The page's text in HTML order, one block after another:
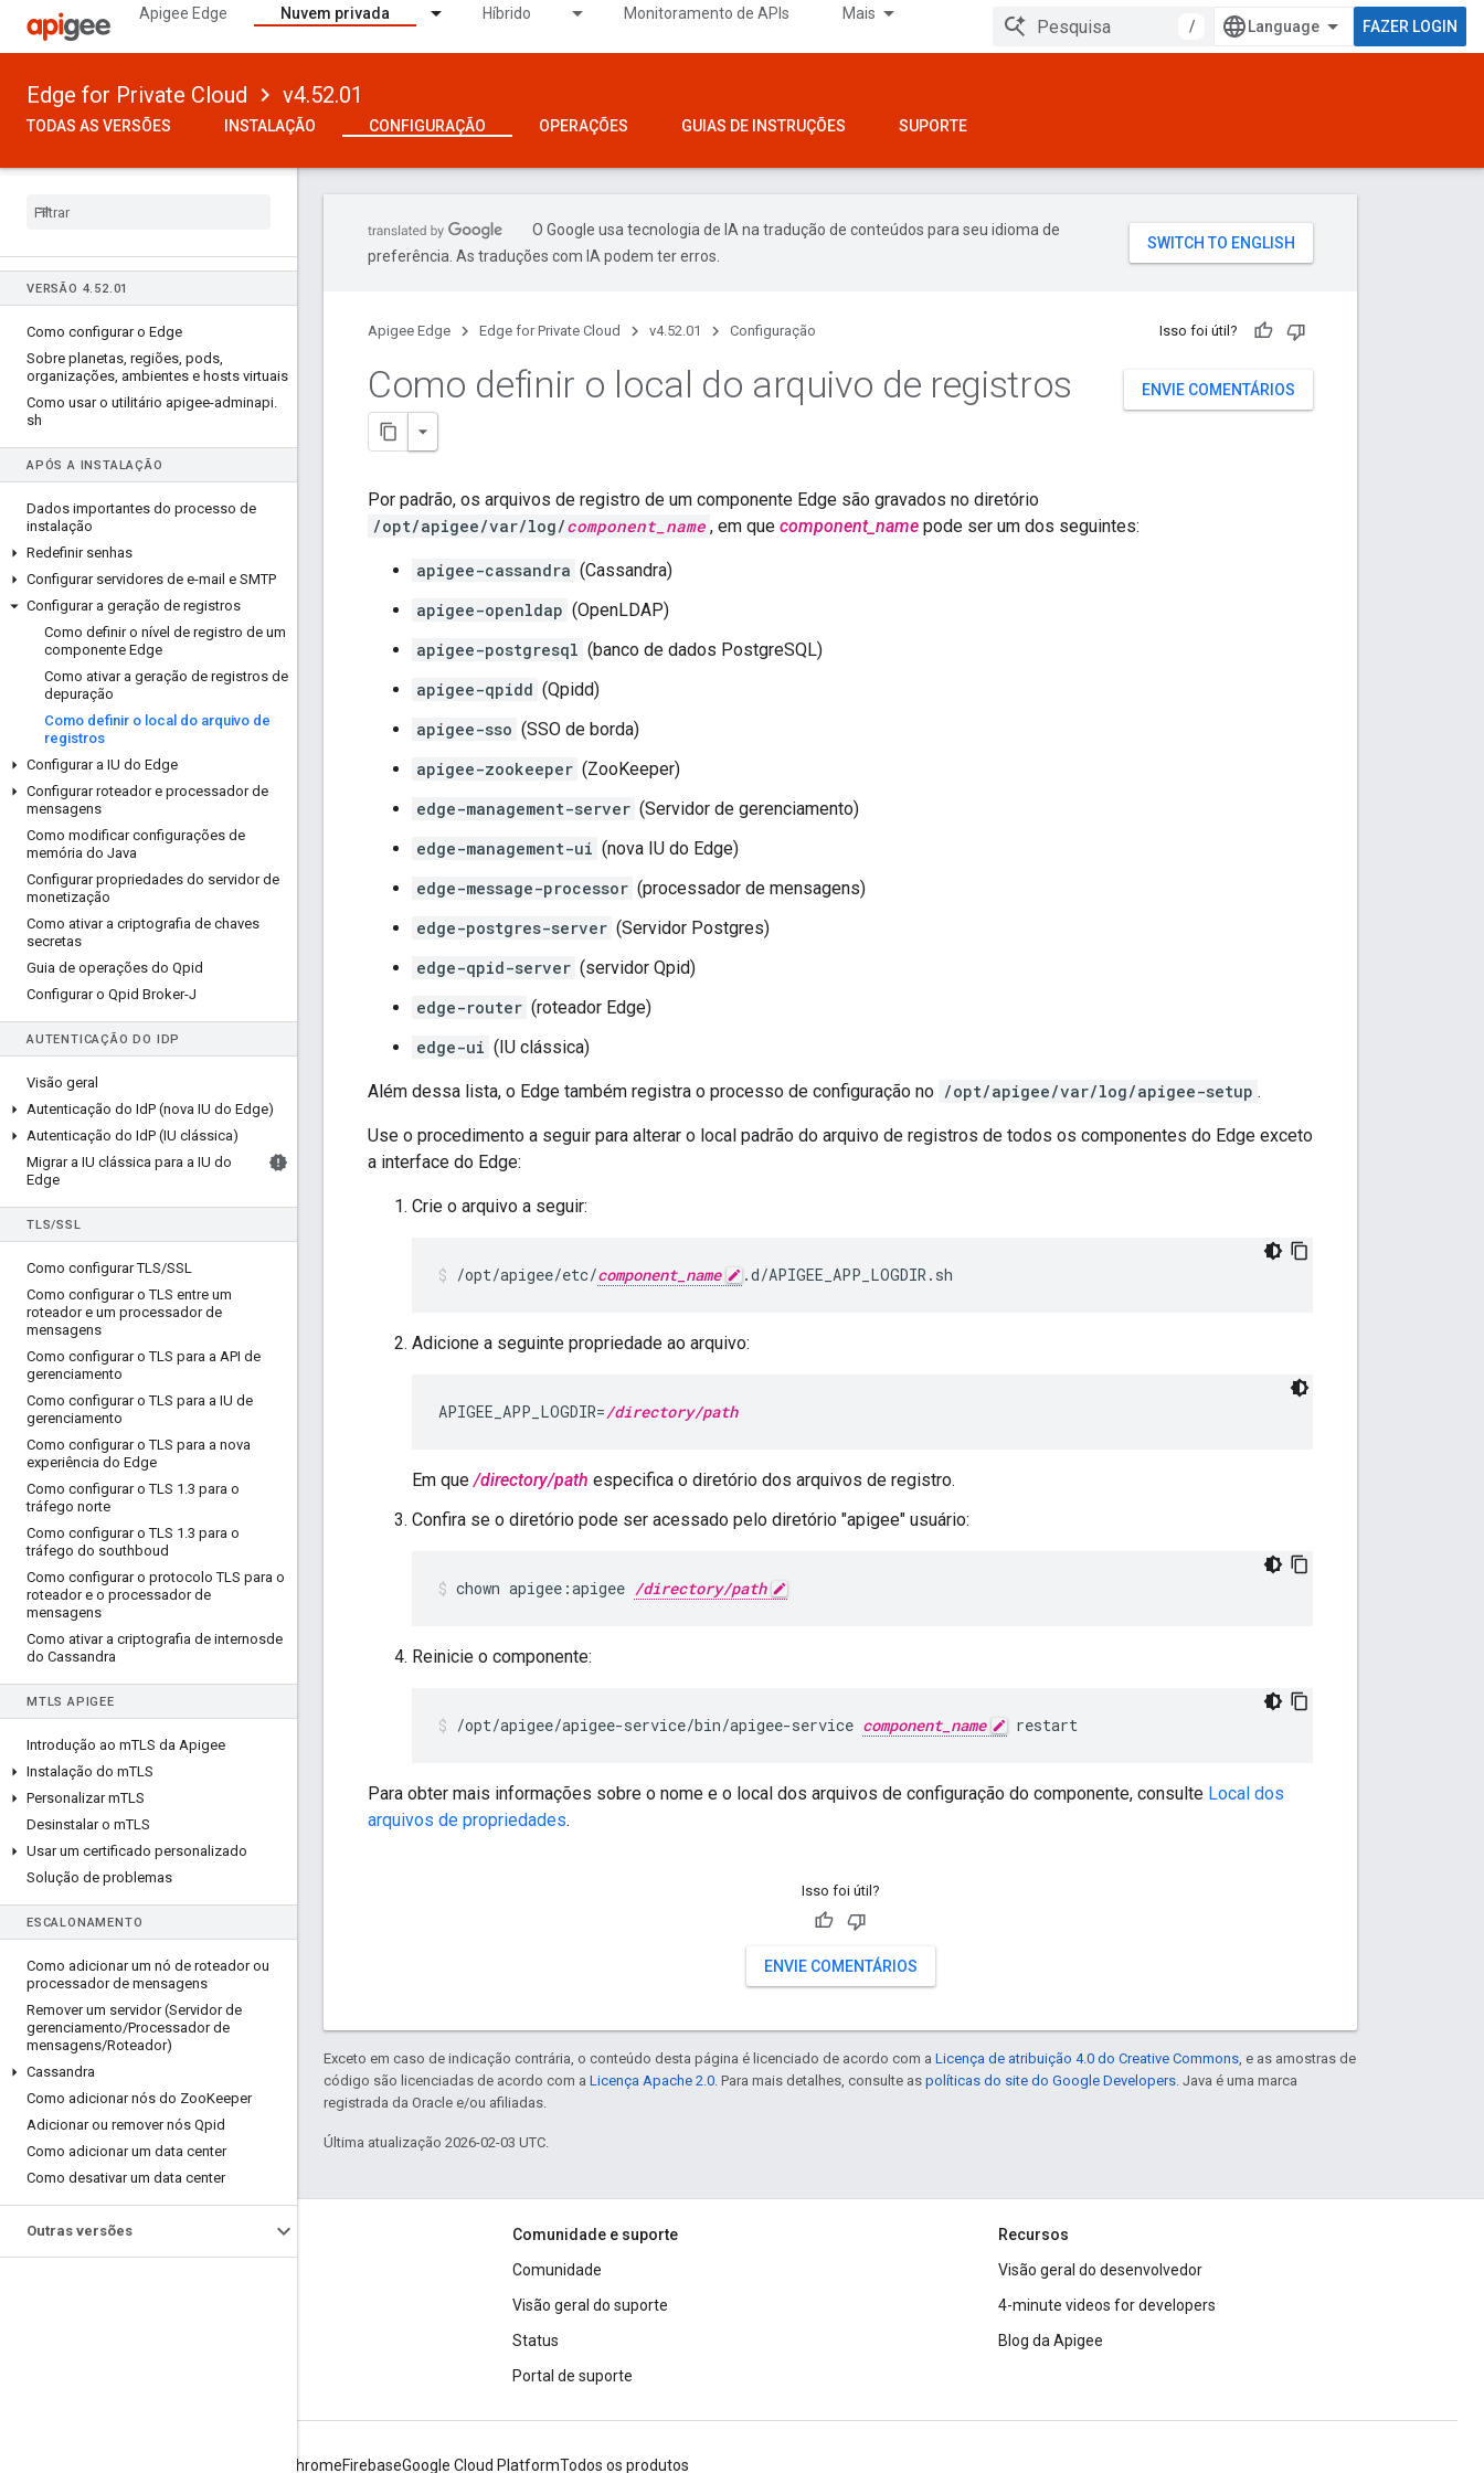
Apigee Edge Nuvem privada Híbrido Monitoramento de APIs Mais
/ FAZER LOGIN
Edge for Private Cloud v4.52.01
TODAS AS VERSÕES INSTALAÇÃO CONFIGURAÇÃO OPERAÇÕES GUIAS DE INSTRUÇÕES SUPORTE
VERSÃO 4. 52.01
Como configurar o Edge
Sobre planetas, regiões, pods,
organizações, ambientes e hosts virtuais
Como usar o utilitário apigee-adminapi.
sh
APÓS A INSTALAÇÃO
Dados importantes do processo de
instalação
Redefinir senhas
Configurar servidores de e-mail e SMTP
Configurar a geração de registros
Como definir o nível de registro de um
componente Edge
Como ativar a geração de registros de
depuração
Como definir o local do arquivo de
registros
Configurar a IU do Edge
Configurar roteador e processador de
mensagens
Como modificar configurações de
memória do Java
Configurar propriedades do servidor de
monetização
Como ativar a criptografia de chaves
secretas
Guia de operações do Qpid
Configurar o Qpid Broker-J
AUTENTICAÇÃO DO IDP
Visão geral
Autenticação do IdP (nova IU do Edge)
Autenticação do IdP (IU clássica)
Migrar a IU clássica para a IU do
Edge
TLS/SSL
Como configurar TLS/SSL
Como configurar o TLS entre um
roteador e um processador de
mensagens
Como configurar o TLS para a API de
gerenciamento
Como configurar o TLS para a IU de
gerenciamento
Como configurar o TLS para a nova
experiência do Edge
Como configurar o TLS 1 .3 para o
tráfego norte
Como configurar o TLS 1 .3 para o
tráfego do southboud
Como configurar o protocolo TLS para o
roteador e o processador de
mensagens
Como ativar a criptografia de internosde
do Cassandra
MTLS APIGEE
Introdução ao mTLS da Apigee
Instalação do mTLS
Personalizar mTLS
Desinstalar o mTLS
Usar um certificado personalizado
Solução de problemas
ESCALONAMENTO
Como adicionar um nó de roteador ou
processador de mensagens
Remover um servidor (Servidor de
gerenciamento/Processador de
mensagens/Roteador)
Cassandra
Como adicionar nós do ZooKeeper
Adicionar ou remover nós Qpid
Como adicionar um data center
Como desativar um data center
Outras versões
O Google usa tecnologia de IA na tradução de conteúdos para seu idioma de
preferência. As traduções com IA podem ter erros.
Apigee Edge Edge for Private Cloud v4.52.01 Configuração Isso foi útil?
ENVIE COMENTÁRIOS
Como definir o local do arquivo de registros
Por padrão, os arquivos de registro de um componente Edge são gravados no diretório
/opt/apigee/var/log/component_name , em que component_name pode ser um dos seguintes:
apigee-cassandra (Cassandra)
apigee-openldap (OpenLDAP)
apigee-postgresql (banco de dados PostgreSQL)
apigee-qpidd (Qpidd)
apigee-sso (SSO de borda)
apigee-zookeeper (ZooKeeper)
edge-management-server (Servidor de gerenciamento)
edge-management-ui (nova IU do Edge)
edge-message-processor (processador de mensagens)
edge-postgres-server (Servidor Postgres)
edge-qpid-server (servidor Qpid)
edge-router (roteador Edge)
edge-ui (IU clássica)
Além dessa lista, o Edge também registra o processo de configuração no /opt/apigee/var/log/apigee-setup .
Use o procedimento a seguir para alterar o local padrão do arquivo de registros de todos os componentes do Edge exceto
a interface do Edge:
Crie o arquivo a seguir:
/opt/apigee/etc/component_name .d/APIGEE_APP_LOGDIR.sh
Adicione a seguinte propriedade ao arquivo:
APIGEE_APP_LOGDIR=/directory/path
Em que/directory/path especifica o diretório dos arquivos de registro.
Confira se o diretório pode ser acessado pelo diretório "apigee" usuário:
chown apigee:apigee /directory/path
Reinicie o componente:
/opt/apigee/apigee-service/bin/apigee-service component_name restart
Para obter mais informações sobre o nome e o local dos arquivos de configuração do componente, consulte Local dos
arquivos de propriedades.
Isso foi útil?
ENVIE COMENTÁRIOS
Exceto em caso de indicação contrária, o conteúdo desta página é licenciado de acordo com a Licença de atribuição 4.0 do Creative Commons, e as amostras de
código são licenciadas de acordo com a Licença Apache 2.0. Para mais detalhes, consulte as políticas do site do Google Developers. Java é uma marca
registrada da Oracle e/ou afiliadas.
Última atualização 2026-02-03 UTC.
Sobre a Apigee
Comunidade e suporte
Comunidade
Visão geral do suporte
Status
Portal de suporte
Recursos
Visão geral do desenvolvedor
4-minute videos for developers
Blog da Apigee
ChromeFirebaseGoogle Cloud PlatformTodos os produtos